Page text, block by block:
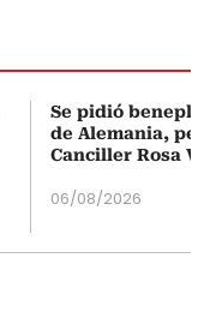
Se pidió
de Alemania,
Canciller Rosa
06/08/2026